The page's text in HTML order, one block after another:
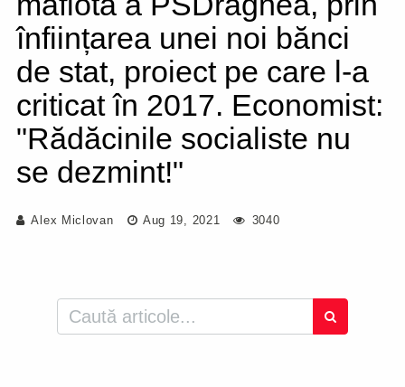
înființarea unei noi bănci
de stat, proiect pe care l-a
criticat în 2017. Economist:
"Rădăcinile socialiste nu
se dezmint!"
Alex Miclovan Aug 19, 2021 3040